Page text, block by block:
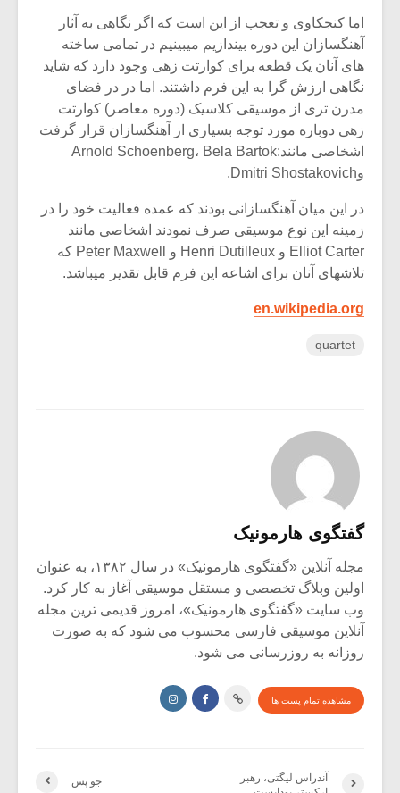
اما کنجکاوی و تعجب از این است که اگر نگاهی به آثار
آهنگسازان این دوره بیندازیم میبینیم در تمامی ساخته
های آنان یک قطعه برای کوارتت زهی وجود دارد که شاید
نگاهی ارزش گرا به این فرم داشتند. اما در در فضای
مدرن تری از موسیقی کلاسیک (دوره معاصر) کوارتت
زهی دوباره مورد توجه بسیاری از آهنگسازان قرار گرفت
اشخاصی مانند:Arnold Schoenberg، Bela Bartok
وDmitri Shostakovich.
در این میان آهنگسازانی بودند که عمده فعالیت خود را در
زمینه این نوع موسیقی صرف نمودند اشخاصی مانند
Elliot Carter و Henri Dutilleux و Peter Maxwell که
تلاشهای آنان برای اشاعه این فرم قابل تقدیر میباشد.
en.wikipedia.org
quartet
گفتگوی هارمونیک
مجله آنلاین «گفتگوی هارمونیک» در سال ۱۳۸۲، به عنوان
اولین وبلاگ تخصصی و مستقل موسیقی آغاز به کار کرد.
وب سایت «گفتگوی هارمونیک»، امروز قدیمی ترین مجله
آنلاین موسیقی فارسی محسوب می شود که به صورت
روزانه به روزرسانی می شود.
مشاهده تمام پست ها
جو پس
آندراس لیگتی، رهبر